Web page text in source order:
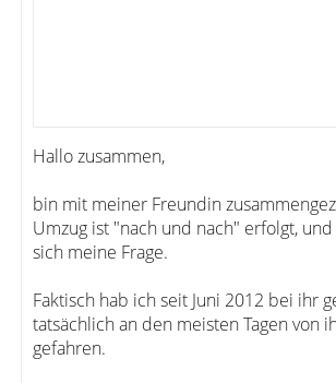
Hallo zusammen,
bin mit meiner Freundin
Umzug ist "nach und nach" erfolgt,
sich meine Frage.
Faktisch hab ich seit Juni 2012 bei ihr
tatsächlich an den meisten Tagen von
gefahren.